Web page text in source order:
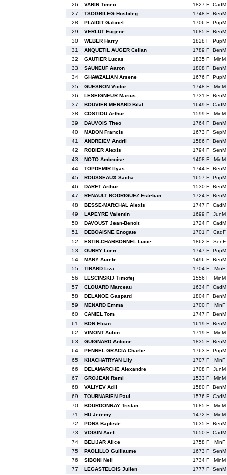
26
VARIN Timeo 1827 F
CadM
27
TSOGBILEG Hosbileg 1748 F
BenM
28
PLAIDIT Gabriel 1706 F
PupM
29
VERLUT Eugene 1685 F
BenM
30
WEBER Harry 1828 F
PupM
31
ANQUETIL AUGER Celian 1789 F
BenM
32
GAUTIER Lucas 1835 F
MinM
33
SAUNEUF Aaron 1808 F
BenM
34
GHAWZALIAN Arsene 1676 F
PupM
35
GUESNON Victor 1748 F
MinM
36
LESEIGNEUR Marius 1731 F
BenM
37
BOUVIER MENARD Bilal 1649 F
CadM
38
COSTIOU Arthur 1599 F
MinM
39
DAUVOIS Theo 1764 F
BenM
40
MADON Francis 1673 F
SepM
41
ANDREIEV Andrii 1586 F
BenM
42
RODIER Alexis 1794 F
SenM
43
NOTO Ambroise 1408 F
MinM
44
TOPDEMIR Ilyas 1744 F
BenM
45
ROUSSEAUX Sacha 1657 F
PupM
46
DARET Arthur 1530 F
BenM
47
RENAULT RODRIGUEZ Esteban 1724 F
BenM
48
BESSE-MARCHAL Alexis 1747 F
CadM
49
LAPEYRE Valentin 1699 F
JunM
50
DAVOUST Jean-Benoit 1724 F
CadM
51
DEBOAISNE Enogate 1701 F
CadF
52
ESTIN-CHARBONNEL Lucie 1862 F
SenF
53
OURRY Loen 1747 F
PupM
54
MARY Aurele 1496 F
BenM
55
TIRARD Liza 1704 F
MinF
56
LESCINSKIJ Timofej 1556 F
MinM
57
CLOUARD Marceau 1634 F
CadM
58
DELANOE Gaspard 1804 F
BenM
59
MENARD Emma 1700 F
MinF
60
CANIEL Tom 1747 F
BenM
61
BON Eloan 1619 F
BenM
62
VIMONT Aubin 1719 F
MinM
63
GUIGNARD Antoine 1835 F
BenM
64
PENNEL GRACIA Charlie 1763 F
PupM
65
KHACHATRYAN Lily 1707 F
MinF
66
DELAMARCHE Alexandre 1708 F
JunM
67
GROJEAN Remi 1533 F
MinM
68
VALIYEV Adil 1580 F
BenM
69
TOURNABIEN Paul 1576 F
CadM
70
BOURDONNAY Tristan 1685 F
MinM
71
HU Jeremy 1472 F
MinM
72
PONS Baptiste 1635 F
BenM
73
VOISIN Axel 1650 F
CadM
74
BELIJAR Alice 1758 F
MinF
75
PAOLILLO Guillaume 1673 F
SenM
76
SIBONI Neil 1734 F
MinM
77
LEGASTELOIS Julien 1777 F
SenM